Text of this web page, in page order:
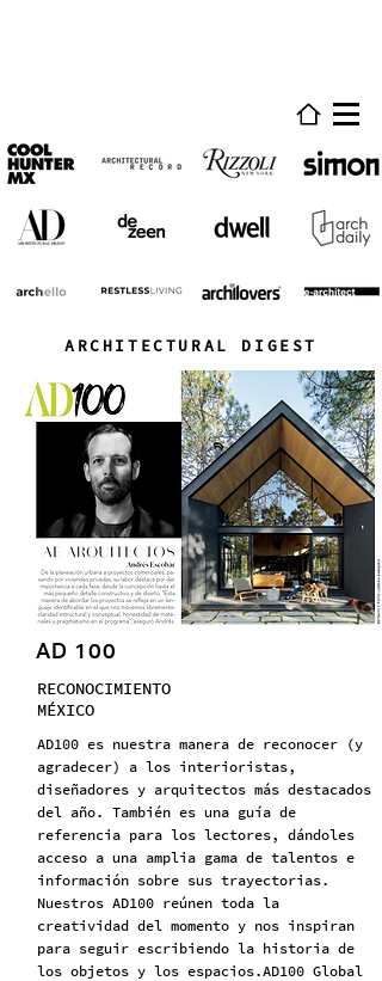
ARCHITECTURAL DIGEST
AD 100
RECONOCIMIENTO
MÉXICO
AD100 es nuestra manera de reconocer (y
agradecer) a los interioristas,
diseñadores y arquitectos más destacados
del año. También es una guía de
referencia para los lectores, dándoles
acceso a una amplia gama de talentos e
información sobre sus trayectorias.
Nuestros AD100 reúnen toda la
creatividad del momento y nos inspiran
para seguir escribiendo la historia de
los objetos y los espacios.AD100 Global